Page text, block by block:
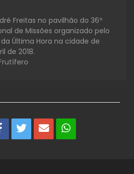
Freitas no pavilhão do 36º
de Missões organizado pelo
Última Hora na cidade de
de 2018.